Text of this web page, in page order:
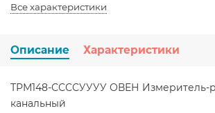
Все характеристики
Описание Характеристики
ТРМ148-ССССУУУУ ОВЕН Измеритель-
канальный